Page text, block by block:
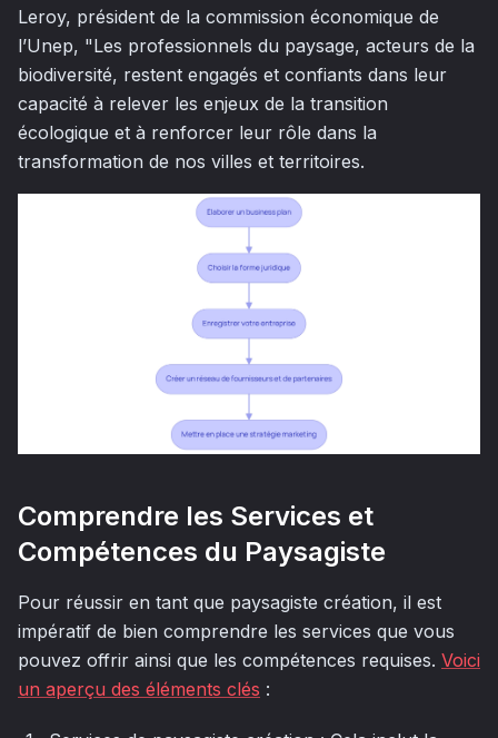
Leroy, président de la commission économique de
l’Unep, "Les professionnels du paysage, acteurs de la
biodiversité, restent engagés et confiants dans leur
capacité à relever les enjeux de la transition
écologique et à renforcer leur rôle dans la
transformation de nos villes et territoires.
Comprendre les Services et
Compétences du Paysagiste
Pour réussir en tant que paysagiste création, il est
impératif de bien comprendre les services que vous
pouvez offrir ainsi que les compétences requises. Voici
un aperçu des éléments clés :